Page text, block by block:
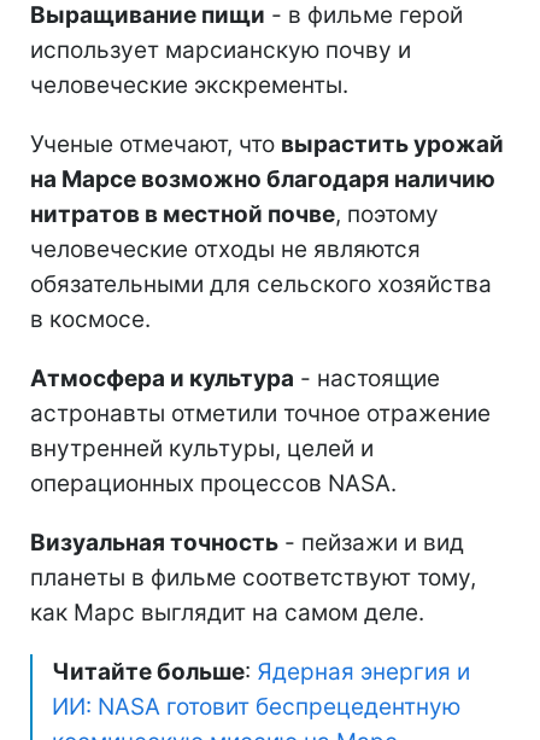
Выращивание пищи - в фильме герой
использует марсианскую почву и
человеческие экскременты.
Ученые отмечают, что вырастить урожай
на Марсе возможно благодаря наличию
нитратов в местной почве, поэтому
человеческие отходы не являются
обязательными для сельского хозяйства
в космосе.
Атмосфера и культура - настоящие
астронавты отметили точное отражение
внутренней культуры, целей и
операционных процессов NASA.
Визуальная точность - пейзажи и вид
планеты в фильме соответствуют тому,
как Марс выглядит на самом деле.
Читайте больше: Ядерная энергия и
ИИ: NASA готовит беспрецедентную